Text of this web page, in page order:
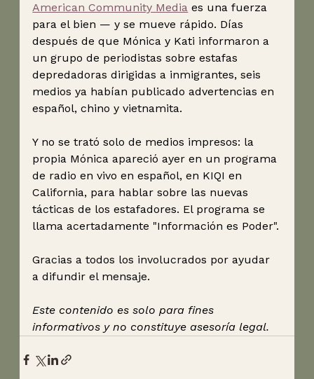
American Community Media es una fuerza
para el bien — y se mueve rápido. Días
después de que Mónica y Kati informaron a
un grupo de periodistas sobre estafas
depredadoras dirigidas a inmigrantes, seis
medios ya habían publicado advertencias en
español, chino y vietnamita.
Y no se trató solo de medios impresos: la
propia Mónica apareció ayer en un programa
de radio en vivo en español, en KIQI en
California, para hablar sobre las nuevas
tácticas de los estafadores. El programa se
llama acertadamente "Información es Poder".
Gracias a todos los involucrados por ayudar
a difundir el mensaje.
Este contenido es solo para fines
informativos y no constituye asesoría legal.